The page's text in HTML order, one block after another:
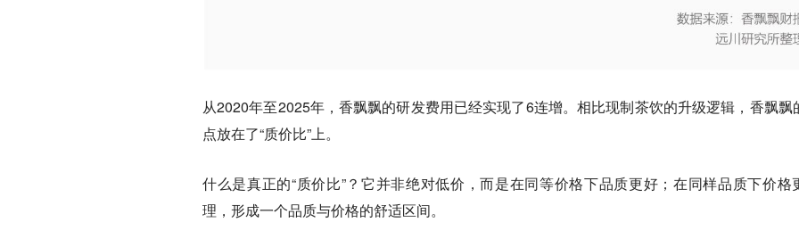
从2020年至2025年，香飘飘的研发费用已经实现了6连增。相比现制茶饮的升级逻辑，香飘飘
点放在了“质价比”上。
什么是真正的“质价比”？ 它并非绝对低价，而是在同等价格下品质更好；在同样品质下价格
理，形成一个品质与价格的舒适区间。